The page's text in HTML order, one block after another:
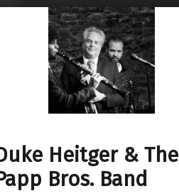
Heitger & The
Bros. Band